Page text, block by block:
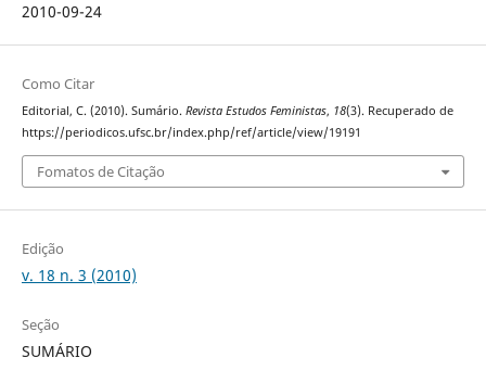
2010-09-24
Como Citar
Editorial, C. (2010). Sumário. Revista Estudos Feministas, 18(3). Recuperado de
https://periodicos.ufsc.br/index.php/ref/article/view/19191
Fomatos de Citação
Edição
v. 18 n. 3 (2010)
Seção
SUMÁRIO